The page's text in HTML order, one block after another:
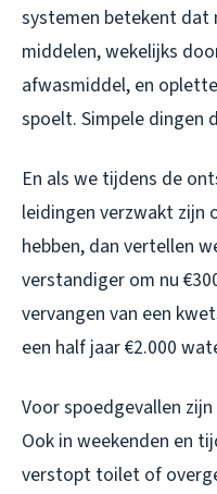
systemen betekent dat
middelen, wekelijks
afwasmiddel, en
spoelt. Simpele dingen
En als we tijdens de
leidingen verzwakt zijn
hebben, dan vertellen
verstandiger om nu
vervangen van een
een half jaar €2.000
Voor spoedgevallen
Ook in weekenden en
verstopt toilet of